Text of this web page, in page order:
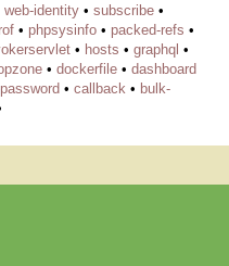
web-identity • subscribe •
• phpsysinfo • packed-refs •
• hosts • graphql •
• dockerfile • dashboard
• callback • bulk-